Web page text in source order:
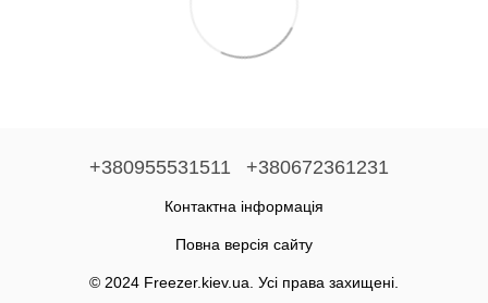
+380955531511 +380672361231
Контактна інформація
Повна версія сайту
© 2024 Freezer.kiev.ua. Усі права захищені.